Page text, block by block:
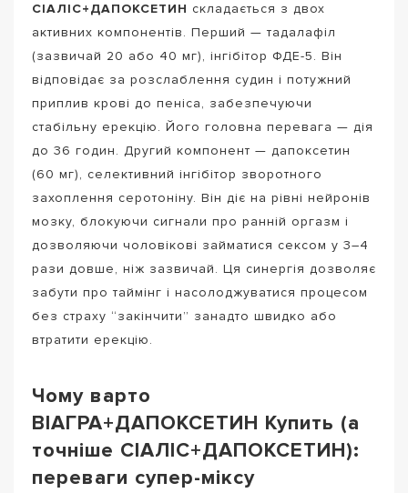
СІАЛІС+ДАПОКСЕТИН складається з двох
активних компонентів. Перший — тадалафіл
(зазвичай 20 або 40 мг), інгібітор ФДЕ-5. Він
відповідає за розслаблення судин і потужний
приплив крові до пеніса, забезпечуючи
стабільну ерекцію. Його головна перевага — дія
до 36 годин. Другий компонент — дапоксетин
(60 мг), селективний інгібітор зворотного
захоплення серотоніну. Він діє на рівні нейронів
мозку, блокуючи сигнали про ранній оргазм і
дозволяючи чоловікові займатися сексом у 3–4
рази довше, ніж зазвичай. Ця синергія дозволяє
забути про таймінг і насолоджуватися процесом
без страху “закінчити” занадто швидко або
втратити ерекцію.
Чому варто
ВІАГРА+ДАПОКСЕТИН Купить (а
точніше СІАЛІС+ДАПОКСЕТИН):
переваги супер-міксу